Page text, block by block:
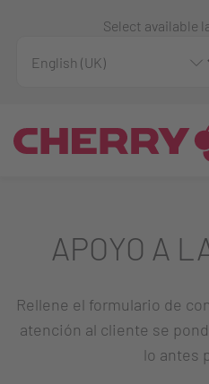
Select available
APOYO A
Rellene el formulario de
atención al cliente se
lo antes